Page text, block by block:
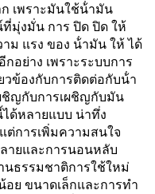
เพราะมันใช้น้ํามัน
มุ่งมั่น การ ปิด ปิด ให้
ม แรง ของ น้ํามัน ให้ ได้
อย่าง เพราะระบบการ
วข้องกับการติดต่อกับน้ํา
ชิญกับการเผชิญกับมัน
ด้หลายแบบ น่าทึ่ง
ต่การเพิ่มความสนใจ
ายและการนอนหลับ
ธรรมชาติการใช้ใหม่
อย ขนาดเล็กและการทํา